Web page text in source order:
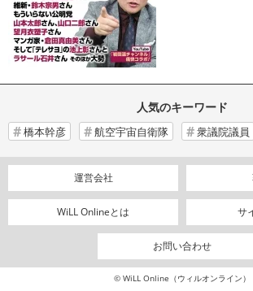
人気のキーワード
橋本幹彦 航空宇宙自衛隊 衆議院議員
運営会社
WiLL Onlineとは サ
お問い合わせ
© WiLL Online（ウィルオンライン）